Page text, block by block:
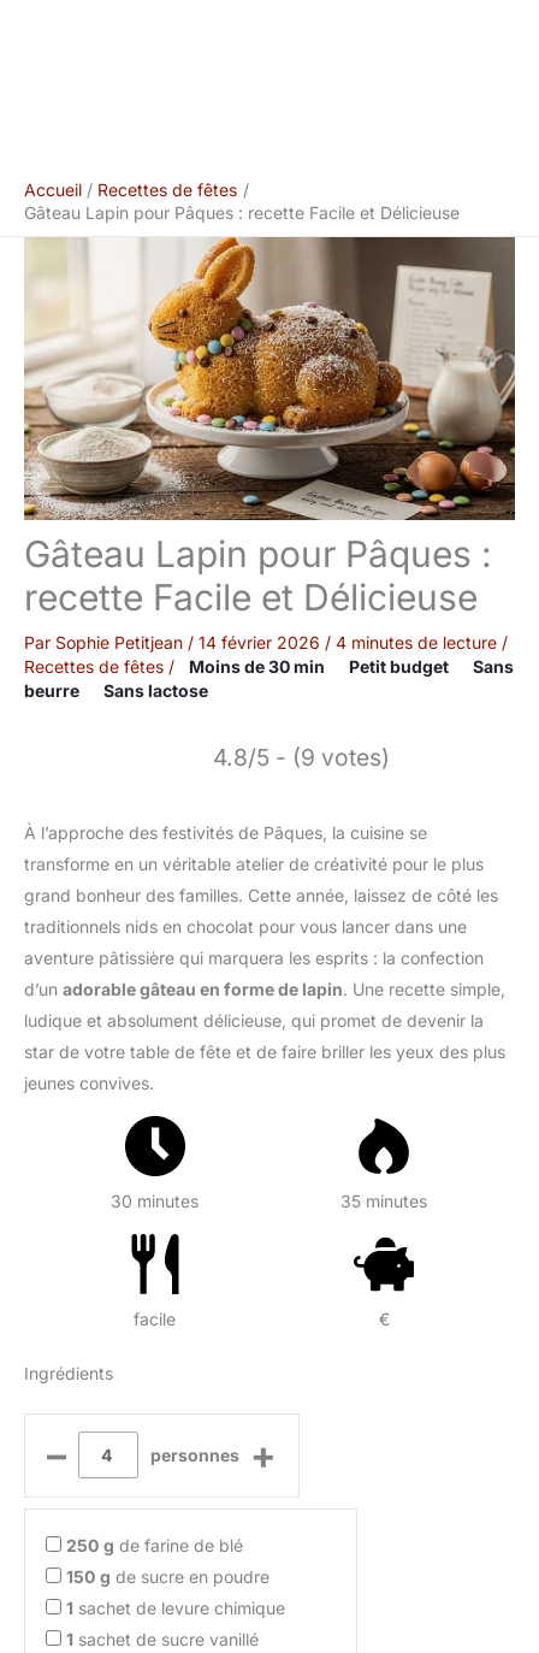
Accueil
Recettes de fêtes
Gâteau Lapin pour Pâques : recette Facile et Délicieuse
Gâteau Lapin pour Pâques :
recette Facile et Délicieuse
Par Sophie Petitjean / 14 février 2026 / 4 minutes de lecture /
Recettes de fêtes / Moins de 30 min Petit budget
Sans
beurre
Sans lactose
4.8/5 - (9 votes)
À l’approche des festivités de Pâques, la cuisine se
transforme en un véritable atelier de créativité pour le plus
grand bonheur des familles. Cette année, laissez de côté les
traditionnels nids en chocolat pour vous lancer dans une
aventure pâtissière qui marquera les esprits : la confection
d’un adorable gâteau en forme de lapin. Une recette simple,
ludique et absolument délicieuse, qui promet de devenir la
star de votre table de fête et de faire briller les yeux des plus
jeunes convives.
30 minutes 35 minutes
facile €
Ingrédients
– personnes +
250 g de farine de blé
150 g de sucre en poudre
1 sachet de levure chimique
1 sachet de sucre vanillé